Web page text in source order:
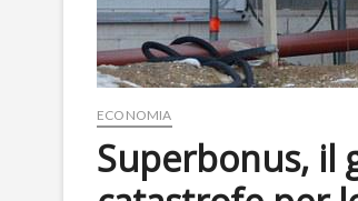
ECONOMIA
Superbonus, il